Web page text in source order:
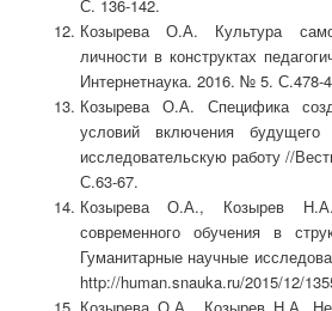
С. 136-142.
Козырева О.А. Культура
личности в конструктах
Интернетнаука. 2016. № 5. С.478-
Козырева О.А. Специфика
условий включения
исследовательскую работу //
С.63-67.
Козырева О.А., Козырев
современного обучения в
Гуманитарные научные
http://human.snauka.ru/2015/12/